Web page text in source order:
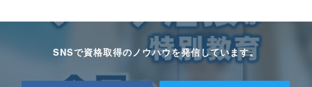
SNSで資格取得のノウハウを発信しています。